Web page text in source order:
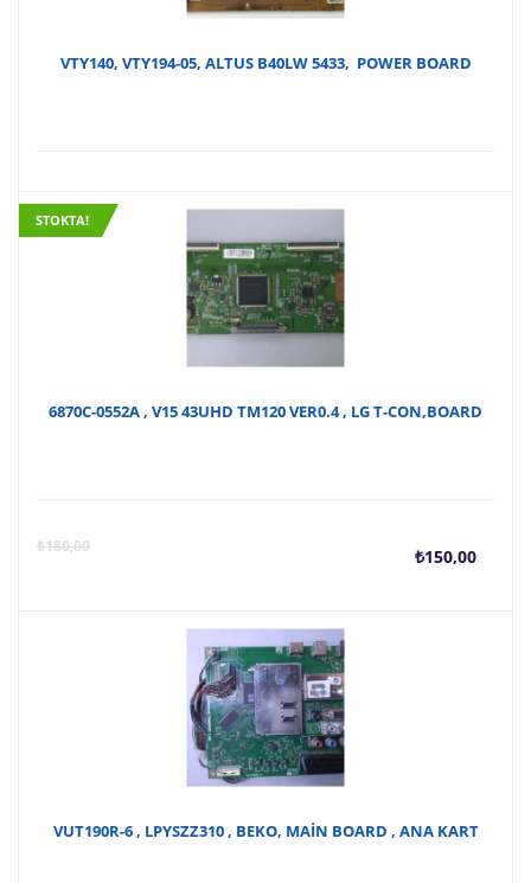
VTY140, VTY194-05, ALTUS B40LW 5433, POWER BOARD
STOKTA!
6870C-0552A , V15 43UHD TM120 VER0.4 , LG T-CON,BOARD
₺180,00 ₺150,00
Şu
VUT190R-6 , LPYSZZ310 , BEKO, MAİN BOARD , ANA KART